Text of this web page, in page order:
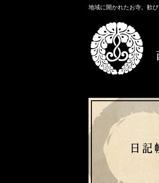
地域に開かれたお寺。歓